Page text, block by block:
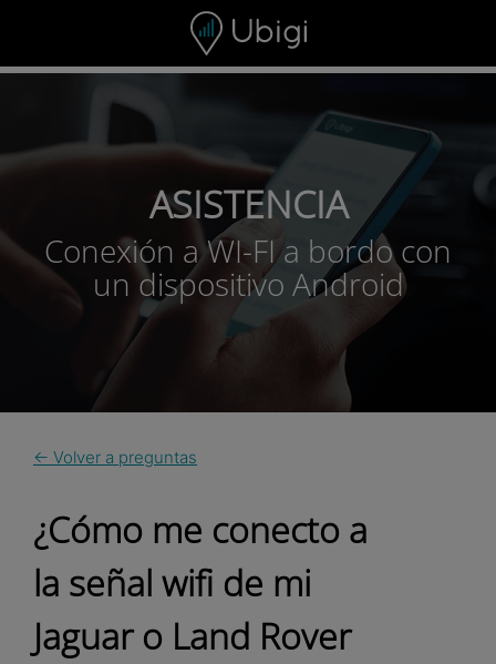
ASISTENCIA
Conexión a WI-FI a bordo con
un dispositivo Android
← Volver a preguntas
¿Cómo me conecto a
la señal wifi de mi
Jaguar o Land Rover